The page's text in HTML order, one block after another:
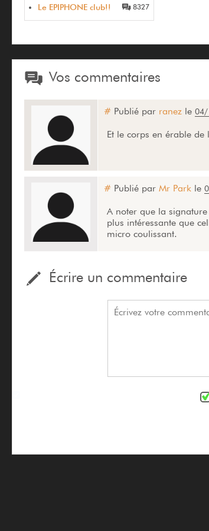
Le EPIPHONE club!! 8327
Vos commentaires
#Publié par ranezle 04/
Et le corps en érable
#Publié par Mr Parkle
A noter que la
plus intéressante que
micro coulissant.
Écrire un commentaire